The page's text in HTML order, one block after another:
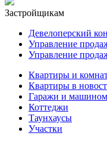
Застройщикам
Девелоперский
Управление
Управление
Квартиры и
Квартиры в
Гаражи и
Коттеджи
Таунхаусы
Участки